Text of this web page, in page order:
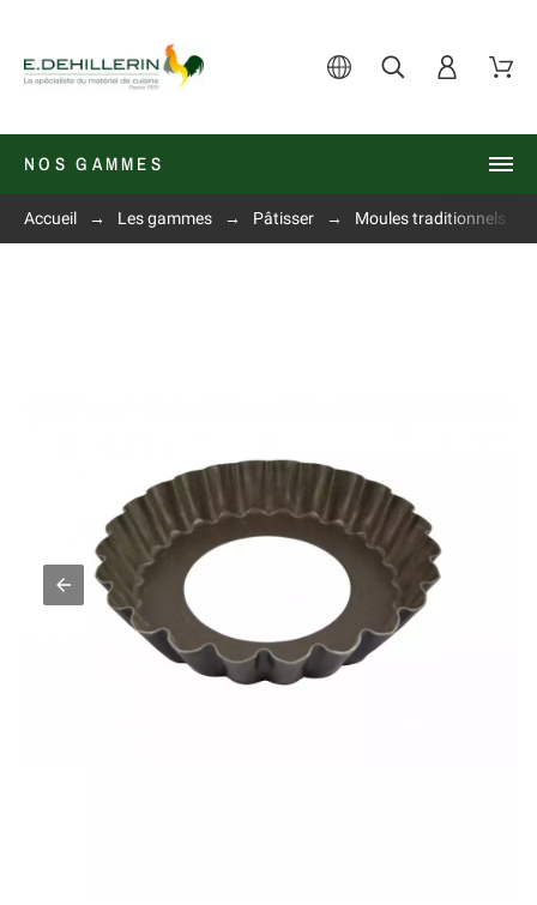
NOS GAMMES
Accueil Les gammes Pâtisser Moules traditionnels